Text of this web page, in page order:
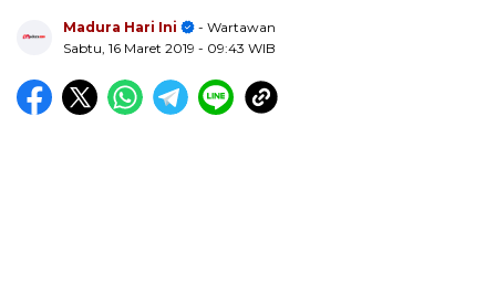
Madura Hari Ini
- Wartawan
Sabtu, 16 Maret 2019 - 09:43 WIB